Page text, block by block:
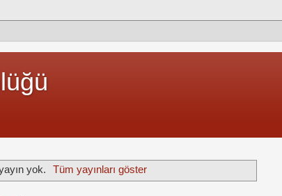
yok. Tüm yayınları göster